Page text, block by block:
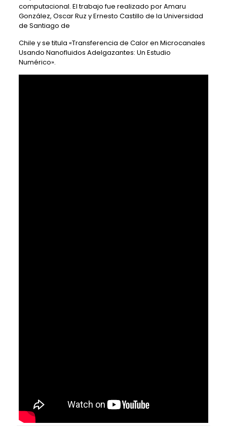
computacional. El trabajo fue realizado por Amaru
González, Oscar Ruz y Ernesto Castillo de la Universidad
de Santiago de
Chile y se titula «Transferencia de Calor en Microcanales
Usando Nanofluidos Adelgazantes: Un Estudio
Numérico».